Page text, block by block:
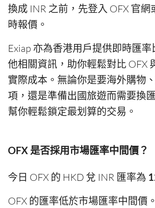
換成 INR 之前，先登入 OFX 官網
時報價。
Exiap 亦為香港用戶提供即時匯
他相關資訊，助你輕鬆對比 OFX
實際成本。無論你是要海外購物
項，還是準備出國旅遊而需要換
幫你輕鬆鎖定最划算的交易。
OFX 是否採用市場匯率中間價？
今日 OFX 的 HKD 兌 INR 匯率為
OFX 的匯率低於市場匯率中間價